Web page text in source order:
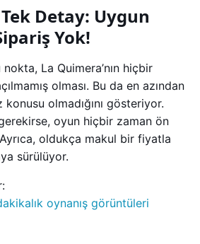
Detay: Uygun
Yok!
La Quimera’nın hiçbir
olması. Bu da en azından
konusu olmadığını gösteriyor.
oyun hiçbir zaman ön
oldukça makul bir fiyatla
sürülüyor.
oynanış görüntüleri